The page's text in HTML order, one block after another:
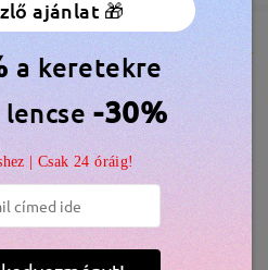
ajánlat 🎁
a keretekre
-30%
| Csak 24 óráig!